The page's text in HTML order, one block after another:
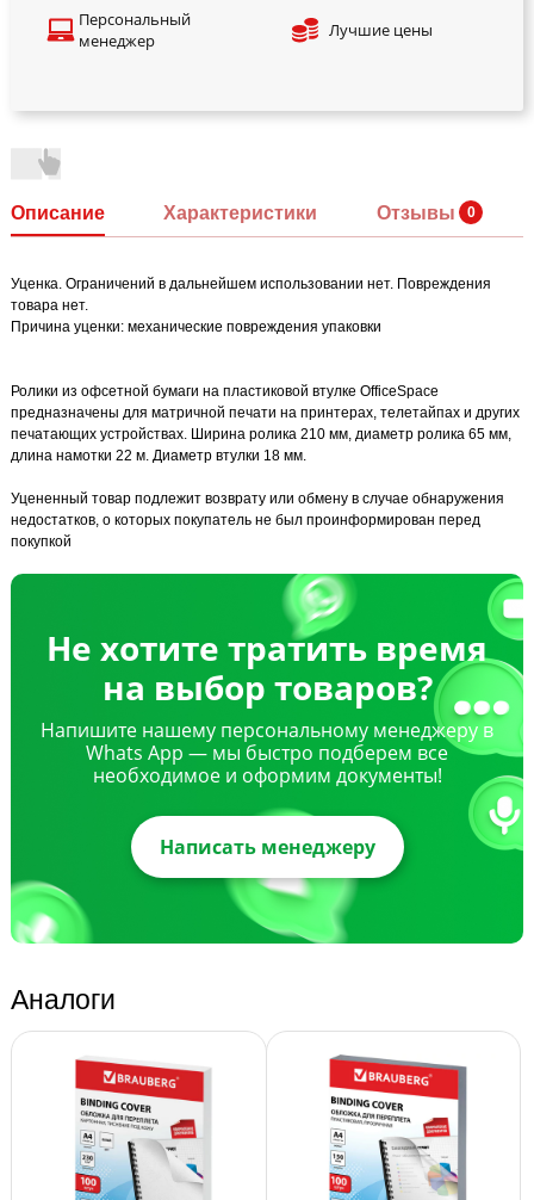
Персональный
менеджер
Лучшие цены
Описание Характеристики Отзывы
Уценка. Ограничений в дальнейшем использовании нет. Повреждения
товара нет.
Причина уценки: механические повреждения упаковки
Ролики из офсетной бумаги на пластиковой втулке OfficeSpace
предназначены для матричной печати на принтерах, телетайпах и других
печатающих устройствах. Ширина ролика 210 мм, диаметр ролика 65 мм,
длина намотки 22 м. Диаметр втулки 18 мм.
Уцененный товар подлежит возврату или обмену в случае обнаружения
недостатков, о которых покупатель не был проинформирован перед
покупкой
Не хотите тратить время
на выбор товаров?
Напишите нашему персональному менеджеру в
Whats App — мы быстро подберем все
необходимое и оформим документы!
Написать менеджеру
Аналоги